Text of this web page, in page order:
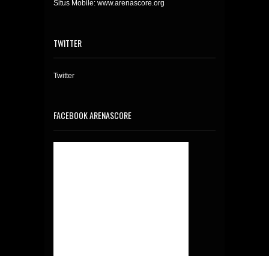
Situs Mobile: www.arenascore.org
TWITTER
Twitter
FACEBOOK ARENASCORE